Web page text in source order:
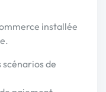
installée
scénarios de